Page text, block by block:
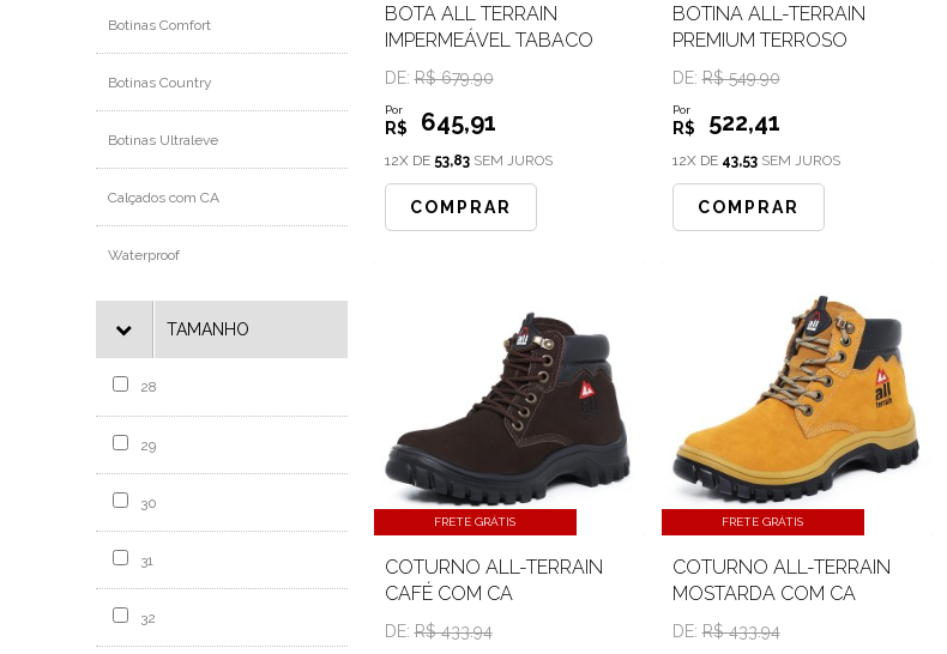
Botinas Comfort
Botinas Country
Botinas Ultraleve
Calçados com CA
Waterproof
TAMANHO
28
29
30
31
32
BOTA ALL TERRAIN
IMPERMEÁVEL TABACO
DE:R$ 679.90
Por
R$ 645,91
12X DE 53,83SEM JUROS
COMPRAR
BOTINA ALL-TERRAIN
PREMIUM TERROSO
DE:R$ 549.90
Por
R$ 522,41
12X DE 43,53SEM JUROS
COMPRAR
FRETE GRÁTIS
COTURNO ALL-TERRAIN
CAFÉ COM CA
DE:R$ 433.94
FRETE GRÁTIS
COTURNO ALL-TERRAIN
MOSTARDA COM CA
DE:R$ 433.94